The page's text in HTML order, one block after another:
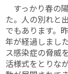
すっかり春の
た。人の別れと
でもあります。
年が経過しまし
ス感染症の脅威
活様式をとりな